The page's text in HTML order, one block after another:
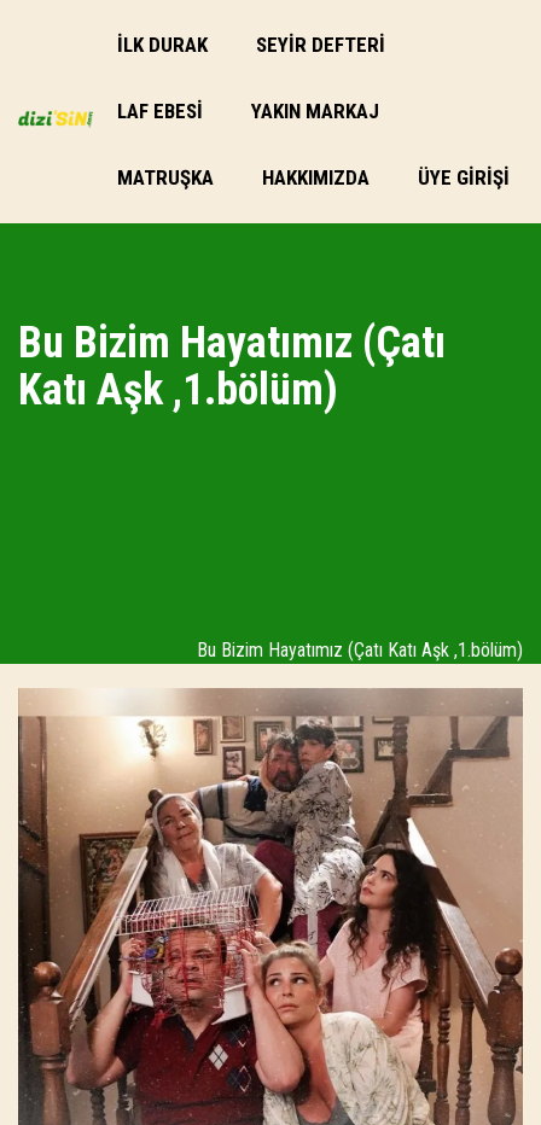
İLK DURAK SEYİR DEFTERİ
LAF EBESI YAKIN MARKAJ
MATRUŞKA HAKKIMIZDA ÜYE GIRIŞI
Bu Bizim Hayatımız (Çatı
Katı Aşk ,1.bölüm)
Bu Bizim Hayatımız (Çatı Katı Aşk ,1.bölüm)